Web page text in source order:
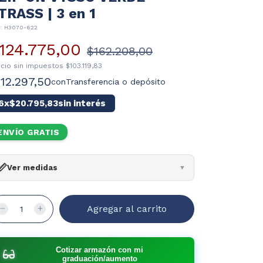
| 3 en 1
H3070-622
$162.208,00
sin impuestos $103.119,83
conTransferencia o depósito
x$20.795,83sin interés
GRATIS
Ver medidas ▼
cristal:
54mm
40mm
17mm
140mm
Cotizar armazón con mi
graduación/aumento